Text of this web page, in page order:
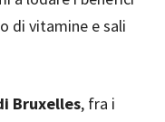
di vitamine e sali
Bruxelles, fra i